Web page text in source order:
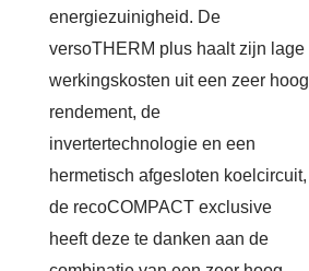
energiezuinigheid. De
versoTHERM plus haalt zijn lage
werkingskosten uit een zeer hoog
rendement, de
invertertechnologie en een
hermetisch afgesloten koelcircuit,
de recoCOMPACT exclusive
heeft deze te danken aan de